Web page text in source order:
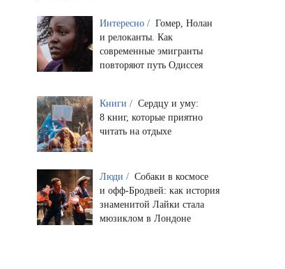
Интересно / Гомер, Нолан
и релоканты. Как
современные эмигранты
повторяют путь Одиссея
Книги / Сердцу и уму:
8 книг, которые приятно
читать на отдыхе
Люди / Собаки в космосе
и офф-Бродвей: как история
знаменитой Лайки стала
мюзиклом в Лондоне